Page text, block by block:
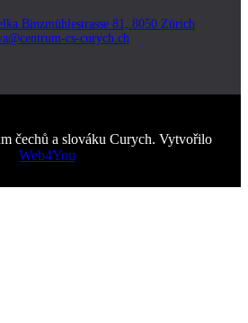
Binzmühlestrasse 81, 8050 Zürich
cs-curych.ch
čechů a slováku Curych. Vytvořilo
Web4You